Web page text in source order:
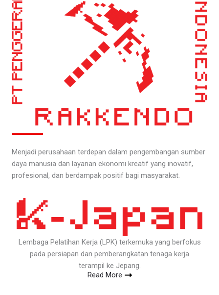
Menjadi perusahaan terdepan dalam pengembangan sumber
daya manusia dan layanan ekonomi kreatif yang inovatif,
profesional, dan berdampak positif bagi masyarakat.
Lembaga Pelatihan Kerja (LPK) terkemuka yang berfokus
pada persiapan dan pemberangkatan tenaga kerja
terampil ke Jepang.
Read More